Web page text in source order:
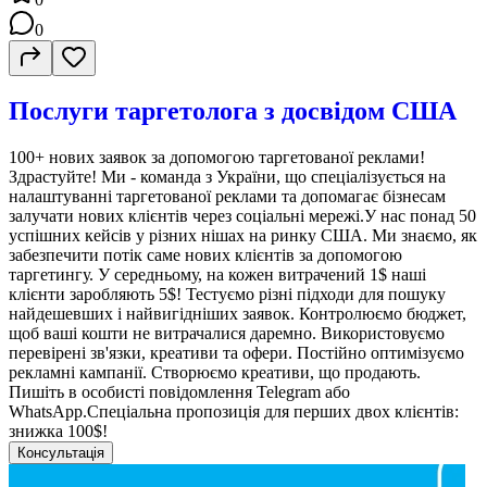
0
Послуги таргетолога з досвідом США
100+ нових заявок за допомогою таргетованої реклами!
Здрастуйте! Ми - команда з України, що спеціалізується на
налаштуванні таргетованої реклами та допомагає бізнесам
залучати нових клієнтів через соціальні мережі.У нас понад 50
успішних кейсів у різних нішах на ринку США. Ми знаємо, як
забезпечити потік саме нових клієнтів за допомогою
таргетингу. У середньому, на кожен витрачений 1$ наші
клієнти заробляють 5$! Тестуємо різні підходи для пошуку
найдешевших і найвигідніших заявок. Контролюємо бюджет,
щоб ваші кошти не витрачалися даремно. Використовуємо
перевірені зв'язки, креативи та офери. Постійно оптимізуємо
рекламні кампанії. Створюємо креативи, що продають.
Пишіть в особисті повідомлення Telegram або
WhatsApp.Спеціальна пропозиція для перших двох клієнтів:
знижка 100$!
Консультація